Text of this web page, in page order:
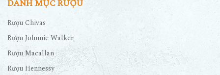
DANH MỤC RƯỢU
Rượu Chivas
Rượu Johnnie Walker
Rượu Macallan
Rượu Hennessy